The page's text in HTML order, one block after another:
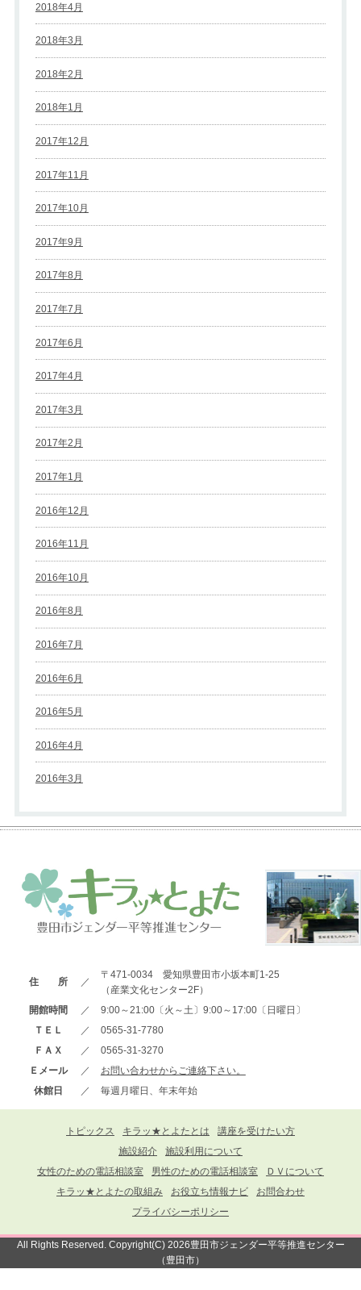
2018年4月
2018年3月
2018年2月
2018年1月
2017年12月
2017年11月
2017年10月
2017年9月
2017年8月
2017年7月
2017年6月
2017年4月
2017年3月
2017年2月
2017年1月
2016年12月
2016年11月
2016年10月
2016年8月
2016年7月
2016年6月
2016年5月
2016年4月
2016年3月
住 所 ／
〒471-0034 愛知県豊田市小坂本町1-25
（産業文化センター2F）
開館時間
／
9:00～21:00〔火～土〕9:00～17:00〔日曜日〕
ＴＥＬ
／
0565-31-7780
ＦＡＸ
／
0565-31-3270
Ｅメール
／
お問い合わせからご連絡下さい。
休館日
／ 毎週月曜日、年末年始
トピックス キラッ★とよたとは
講座を受けたい方
施設紹介
施設利用について
女性のための電話相談室
男性のための電話相談室
ＤＶについて
キラッ★とよたの取組み
お役立ち情報ナビ
お問合わせ
プライバシーポリシー
All Rights Reserved. Copyright(C) 2026豊田市ジェンダー平等推進センター
（豊田市）